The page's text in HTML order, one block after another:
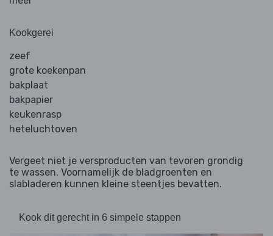
Kookgerei
zeef
grote koekenpan
bakplaat
bakpapier
keukenrasp
heteluchtoven
Vergeet niet je versproducten van tevoren grondig
te wassen. Voornamelijk de bladgroenten en
slabladeren kunnen kleine steentjes bevatten.
Kook dit gerecht in 6 simpele stappen